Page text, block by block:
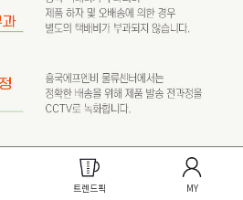
트렌드픽 MY